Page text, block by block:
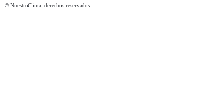
© NuestroClima, derechos reservados.